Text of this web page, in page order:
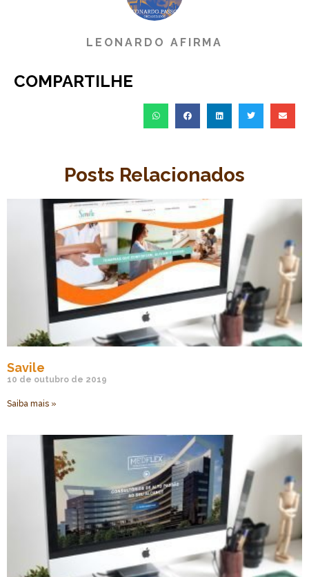
LEONARDO AFIRMA
COMPARTILHE
Posts Relacionados
Savile
10 de outubro de 2019
Saiba mais »